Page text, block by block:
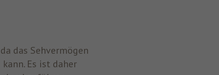
das Sehvermögen
Es ist daher